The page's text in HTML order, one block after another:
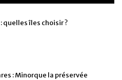
quelles îles choisir ?
: Minorque la préservée